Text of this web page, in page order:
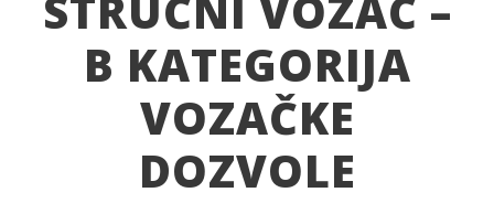
B KATEGORIJA
VOZAČKE
DOZVOLE